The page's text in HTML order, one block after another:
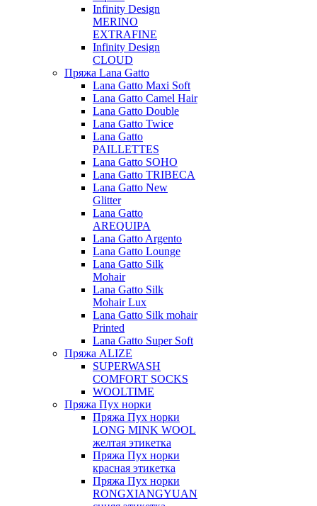
Infinity Design
MERINO
EXTRAFINE
Infinity Design
CLOUD
Пряжа Lana Gatto
Lana Gatto Maxi Soft
Lana Gatto Camel Hair
Lana Gatto Double
Lana Gatto Twice
Lana Gatto
PAILLETTES
Lana Gatto SOHO
Lana Gatto TRIBECA
Lana Gatto New
Glitter
Lana Gatto
AREQUIPA
Lana Gatto Argento
Lana Gatto Lounge
Lana Gatto Silk
Mohair
Lana Gatto Silk
Mohair Lux
Lana Gatto Silk mohair
Printed
Lana Gatto Super Soft
Пряжа ALIZE
SUPERWASH
COMFORT SOCKS
WOOLTIME
Пряжа Пух норки
Пряжа Пух норки
LONG MINK WOOL
желтая этикетка
Пряжа Пух норки
красная этикетка
Пряжа Пух норки
RONGXIANGYUAN